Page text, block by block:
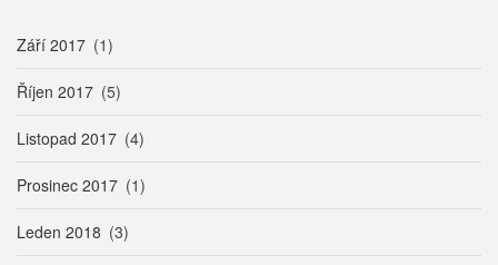
Září 2017 (1)
Říjen 2017 (5)
Listopad 2017 (4)
Prosinec 2017 (1)
Leden 2018 (3)